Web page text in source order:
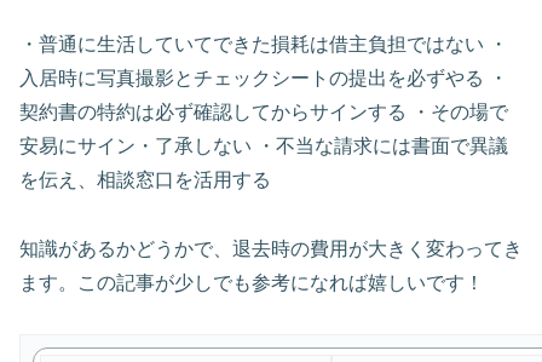
・普通に生活していてできた損耗は借主負担ではない ・
入居時に写真撮影とチェックシートの提出を必ずやる ・
契約書の特約は必ず確認してからサインする ・その場で
安易にサイン・了承しない ・不当な請求には書面で異議
を伝え、相談窓口を活用する
知識があるかどうかで、退去時の費用が大きく変わってき
ます。この記事が少しでも参考になれば嬉しいです！